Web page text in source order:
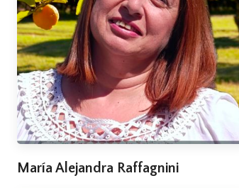
María Alejandra Raffagnini